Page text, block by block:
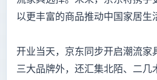
以更丰富的商品推动中国家居生
开业当天，京东同步开启潮流家
三大品牌外，还汇集北陌、二几